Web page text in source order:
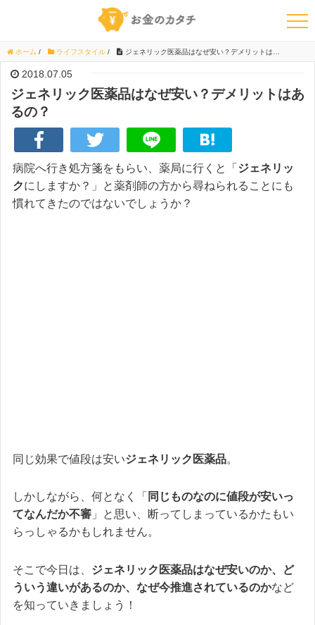
ホーム / ライフスタイル / ジェネリック医薬品はなぜ安い？デメリットはあるの？
2018.07.05
ジェネリック医薬品はなぜ安い？デメリットはあ
るの？
病院へ行き処方箋をもらい、薬局に行くと「 ジェネリッ
クにしますか？」と薬剤師の方から尋ねられることにも
慣れてきたのではないでしょうか？
同じ効果で値段は安いジェネリック医薬品。
しかしながら、何となく「 同じものなのに値段が安いっ
てなんだか不審 」と思い、断ってしまっているかたもい
らっしゃるかもしれません。
そこで今日は、 ジェネリック医薬品はなぜ安いのか、ど
ういう違いがあるのか、なぜ今推進されているのかなど
を知っていきましょう！